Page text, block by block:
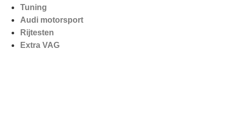
Tuning
Audi motorsport
Rijtesten
Extra VAG